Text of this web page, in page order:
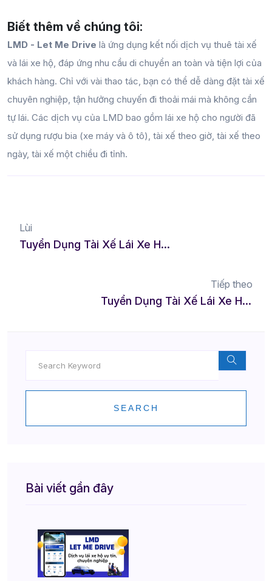
Biết thêm về chúng tôi:
LMD - Let Me Drive là ứng dụng kết nối dịch vụ thuê tài xế
và lái xe hộ, đáp ứng nhu cầu di chuyển an toàn và tiện lợi của
khách hàng. Chỉ với vài thao tác, bạn có thể dễ dàng đặt tài xế
chuyên nghiệp, tận hưởng chuyến đi thoải mái mà không cần
tự lái. Các dịch vụ của LMD bao gồm lái xe hộ cho người đã
sử dụng rượu bia (xe máy và ô tô), tài xế theo giờ, tài xế theo
ngày, tài xế một chiều đi tỉnh.
Lùi
Tuyển Dụng Tài Xế Lái Xe Hộ Tại Nam Định – Cơ Hội Việc Làm Thu Nhập Cao
Tiếp theo
Tuyển Dụng Tài Xế Lái Xe Hộ Tại Móng Cái – Cơ Hội Việc Làm Lý Tưởng
SEARCH
Bài viết gần đây